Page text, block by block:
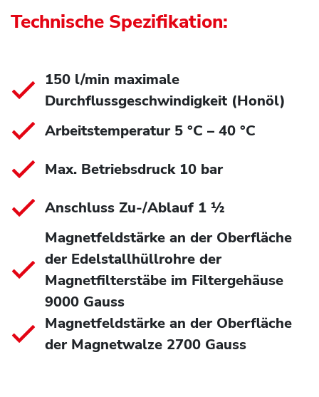
Technische Spezifikation:
150 l/min maximale
Durchflussgeschwindigkeit (Honöl)
Arbeitstemperatur 5 °C – 40 °C
Max. Betriebsdruck 10 bar
Anschluss Zu-/Ablauf 1 ½
Magnetfeldstärke an der Oberfläche
der Edelstallhüllrohre der
Magnetfilterstäbe im Filtergehäuse
9000 Gauss
Magnetfeldstärke an der Oberfläche
der Magnetwalze 2700 Gauss